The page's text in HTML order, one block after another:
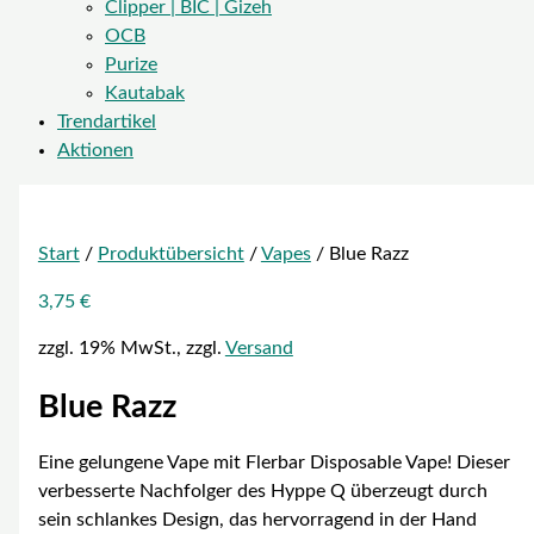
Clipper | BIC | Gizeh
OCB
Purize
Kautabak
Trendartikel
Aktionen
Start/ Produktübersicht/ Vapes/ Blue Razz
3,75 €
zzgl. 19% MwSt., zzgl. Versand
Blue Razz
Eine gelungene Vape mit Flerbar Disposable Vape! Dieser
verbesserte Nachfolger des Hyppe Q überzeugt durch
sein schlankes Design, das hervorragend in der Hand